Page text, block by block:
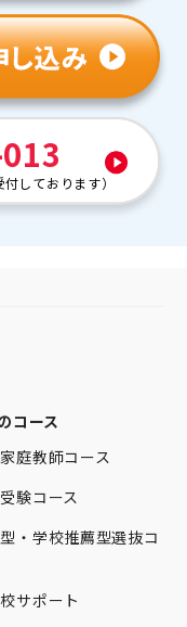
付しております）
コース
庭教師コース
験コース
・学校推薦型選抜コ
サポート